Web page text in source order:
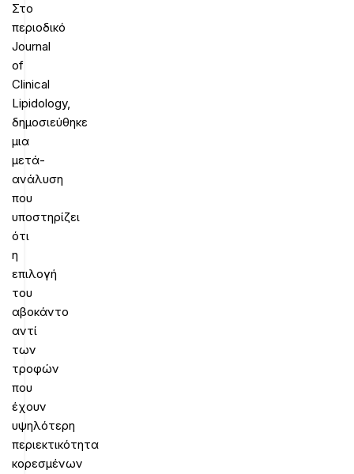
Στο
περιοδικό
Journal
of
Clinical
Lipidology,
δημοσιεύθηκε
μια
μετά-
ανάλυση
που
υποστηρίζει
ότι
η
επιλογή
του
αβοκάντο
αντί
των
τροφών
που
έχουν
υψηλότερη
περιεκτικότητα
κορεσμένων